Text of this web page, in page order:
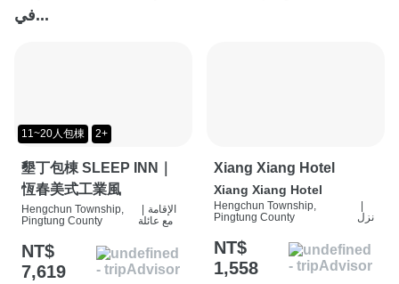
في...
11~20人包棟 2+
墾丁包棟 SLEEP INN｜
恆春美式工業風
Hengchun Township,
Pingtung County
الإقامة
مع عائلة
NT$
7,619
Xiang Xiang Hotel
Xiang Xiang Hotel
Hengchun Township,
Pingtung County
نزل
NT$
1,558